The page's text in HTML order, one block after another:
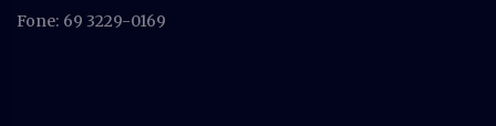
Fone: 69 3229-0169